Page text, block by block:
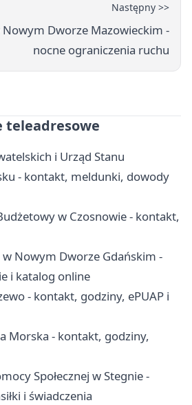
Następny >>
Nowym Dworze Mazowieckim -
nocne ograniczenia ruchu
teleadresowe
i Urząd Stanu
- kontakt, meldunki, dowody
w Czosnowie - kontakt,
Nowym Dworze Gdańskim -
i katalog online
- kontakt, godziny, ePUAP i
Morska - kontakt, godziny,
Społecznej w Stegnie -
i świadczenia